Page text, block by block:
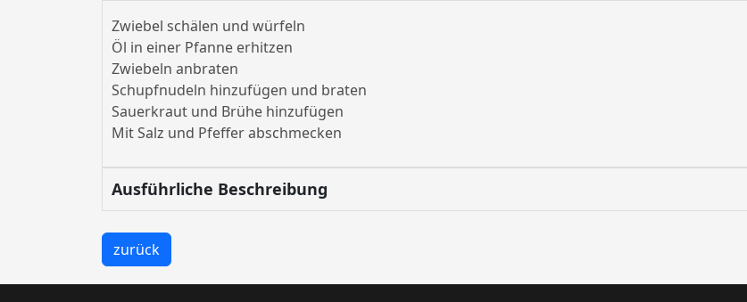
Zwiebel schälen und würfeln
Öl in einer Pfanne erhitzen
Zwiebeln anbraten
Schupfnudeln hinzufügen und braten
Sauerkraut und Brühe hinzufügen
Mit Salz und Pfeffer abschmecken
Ausführliche Beschreibung
zurück